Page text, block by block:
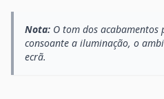
Nota: O tom dos
consoante a iluminação, o
ecrã.